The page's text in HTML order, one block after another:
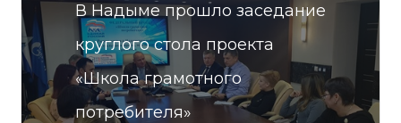
В Надыме прошло заседание
круглого стола проекта
«Школа грамотного
потребителя»